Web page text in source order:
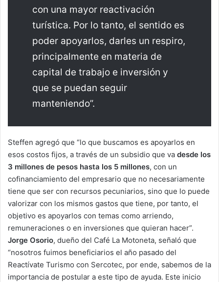
con una mayor reactivación
turística. Por lo tanto, el sentido es
poder apoyarlos, darles un respiro,
principalmente en materia de
capital de trabajo e inversión y
que se puedan seguir
manteniendo”.
Steffen agregó que “lo que buscamos es apoyarlos en
esos costos fijos, a través de un subsidio que va desde los
3 millones de pesos hasta los 5 millones, con un
cofinanciamiento del empresario que no necesariamente
tiene que ser con recursos pecuniarios, sino que lo puede
valorizar con los mismos gastos que tiene, por tanto, el
objetivo es apoyarlos con temas como arriendo,
remuneraciones o en inversiones que quieran hacer”.
Jorge Osorio, dueño del Café La Motoneta, señaló que
“nosotros fuimos beneficiarios el año pasado del
Reactívate Turismo con Sercotec, por ende, sabemos de la
importancia de postular a este tipo de ayuda. Este inicio